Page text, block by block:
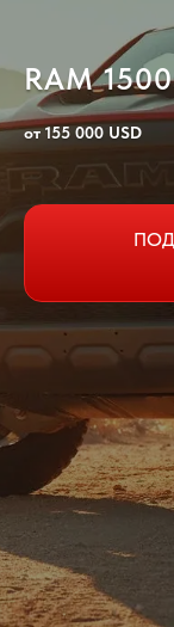
RAM
от 155 000 USD